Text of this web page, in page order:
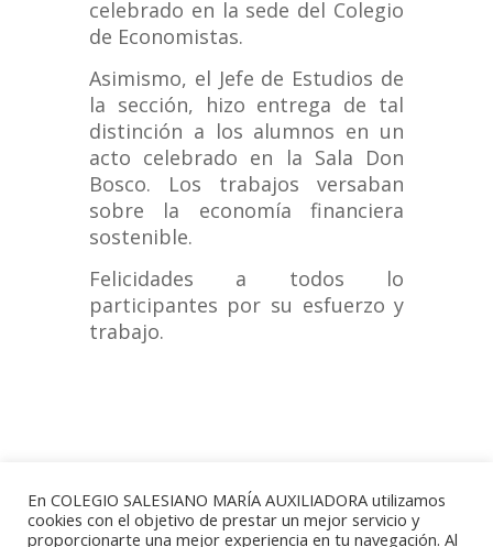
celebrado en la sede del Colegio
de Economistas.
Asimismo, el Jefe de Estudios de
la sección, hizo entrega de tal
distinción a los alumnos en un
acto celebrado en la Sala Don
Bosco. Los trabajos versaban
sobre la economía financiera
sostenible.
Felicidades a todos lo
participantes por su esfuerzo y
trabajo.
En COLEGIO SALESIANO MARÍA AUXILIADORA utilizamos
cookies con el objetivo de prestar un mejor servicio y
proporcionarte una mejor experiencia en tu navegación. Al